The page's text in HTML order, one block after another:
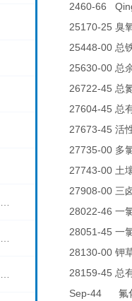
2460-66
25170-25 臭
25448-00 总
25630-00 总
26722-45 总
27604-45 总
27673-45 活
27735-00 多
27743-00 土
27908-00 三
28022-46 一
28051-45 一
28130-00 钾
28159-45 总
Sep-44 氟